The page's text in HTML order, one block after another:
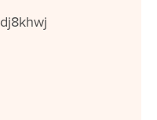
dj8khwj